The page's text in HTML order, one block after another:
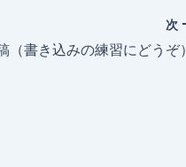
次
（書き込みの練習にどうぞ）